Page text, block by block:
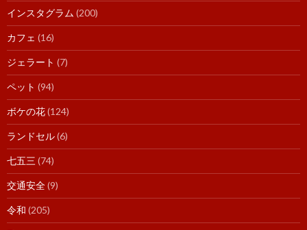
インスタグラム (200)
カフェ (16)
ジェラート (7)
ペット (94)
ボケの花(124)
ランドセル(6)
七五三 (74)
交通安全(9)
令和 (205)